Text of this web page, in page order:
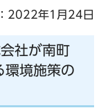
2022年1月24日
社が南町
環境施策の